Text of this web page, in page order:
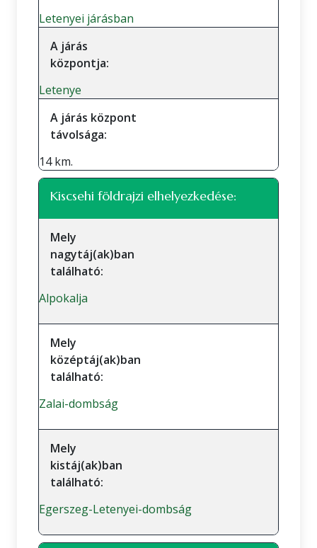
Letenyei járásban
A járás
központja:
Letenye
A járás központ
távolsága:
14 km.
Kiscsehi földrajzi elhelyezkedése:
Mely
nagytáj(ak)ban
található:
Alpokalja
Mely
középtáj(ak)ban
található:
Zalai-dombság
Mely
kistáj(ak)ban
található:
Egerszeg-Letenyei-dombság